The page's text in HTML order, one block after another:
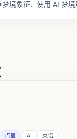
境象征、使用 AI 梦境
占星 AI 英语